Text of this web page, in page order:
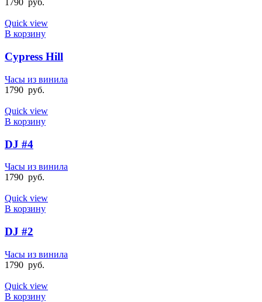
1790 руб.
Quick view
В корзину
Cypress Hill
Часы из винила
1790 руб.
Quick view
В корзину
DJ #4
Часы из винила
1790 руб.
Quick view
В корзину
DJ #2
Часы из винила
1790 руб.
Quick view
В корзину